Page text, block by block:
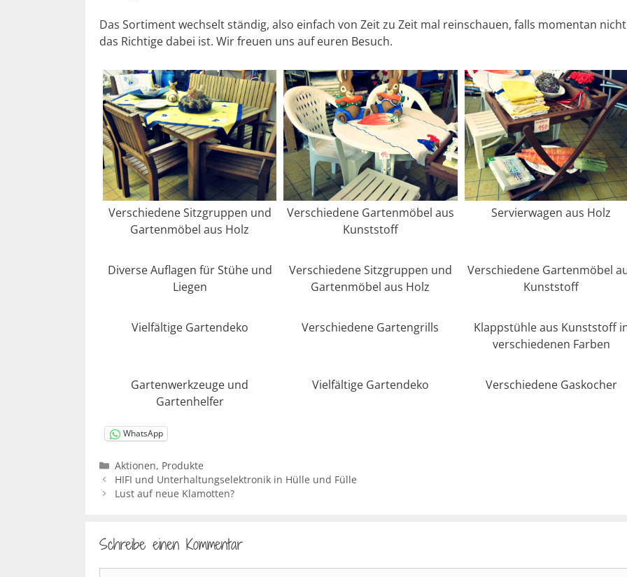
Das Sortiment wechselt ständig, also einfach von Zeit zu Zeit mal reinschauen, falls momentan nicht
das Richtige dabei ist. Wir freuen uns auf euren Besuch.
Verschiedene Sitzgruppen und
Gartenmöbel aus Holz
Verschiedene Gartenmöbel aus
Kunststoff
Servierwagen aus Holz
Diverse Auflagen für Stühe und
Liegen
Verschiedene Sitzgruppen und
Gartenmöbel aus Holz
Verschiedene Gartenmöbel
Kunststoff
Vielfältige Gartendeko Verschiedene Gartengrills
Klappstühle aus Kunststoff
verschiedenen Farben
Gartenwerkzeuge und
Gartenhelfer
Vielfältige Gartendeko Verschiedene Gaskocher
WhatsApp
Kategorien
Aktionen, Produkte
HIFI und Unterhaltungselektronik in Hülle und Fülle
Lust auf neue Klamotten?
Schreibe einen Kommentar
...hir wird Frau fast
fündig, wenn etwas
wird, manchmal
auf den